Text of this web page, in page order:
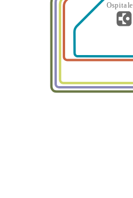
Ospitale